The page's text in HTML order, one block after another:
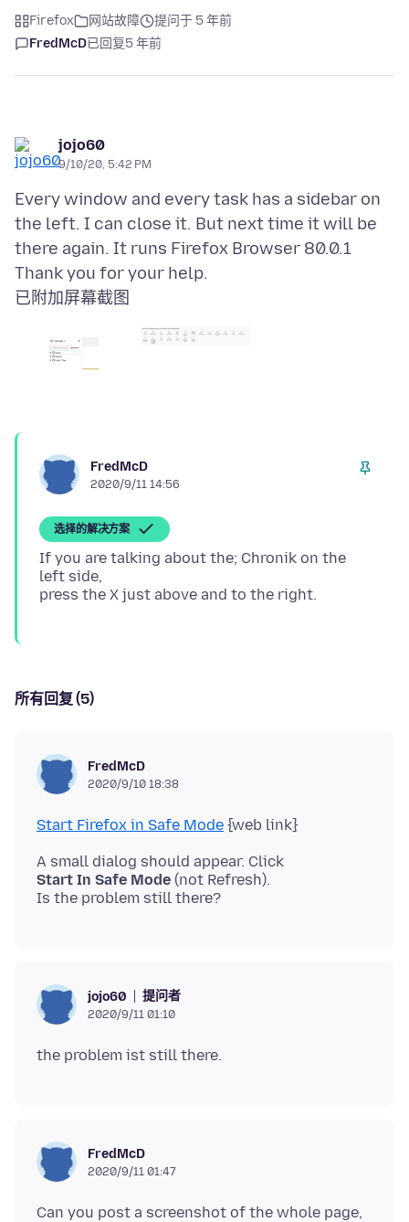
Firefox 网站故障
提问于 5 年前
FredMcD已回复5 年前
jojo60
9/10/20, 5:42 PM
Every window and every task has a sidebar on
the left. I can close it. But next time it will be
there again. It runs Firefox Browser 80.0.1
已附加屏幕截图
FredMcD
2020/9/11 14:56
选择的解决方案
If you are talking about the; Chronik on the
left side,
所有回复 (5)
FredMcD
2020/9/10 18:38
Start Firefox in Safe Mode
Start In Safe Mode (not Refresh).
jojo60 提问者
2020/9/11 01:10
FredMcD
2020/9/11 01:47
Can you post a screenshot of the whole page,